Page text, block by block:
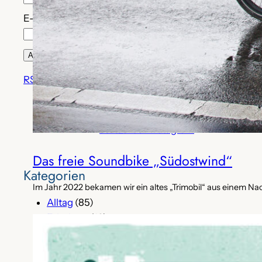
Das freie Soundbike „Südostwind“
Im Jahr 2022 bekamen wir ein altes „Trimobil“ aus einem
E-Mail*
RSS-Feed
adfc_tk auf Instagram
Kategorien
Alltag (85)
Erholung
(13)
Event (203)
Fundstück